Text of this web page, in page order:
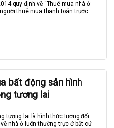
quy định về “Thuê mua nhà ở
thuê mua thanh toán trước
bất động sản hình
tương lai
tương lai là hình thức tương đối
nhà ở luôn thường trực ở bất cứ